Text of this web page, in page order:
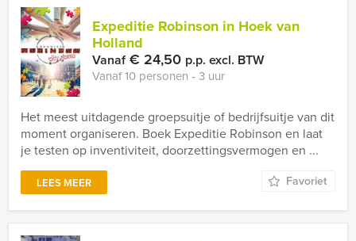
Expeditie Robinson in Hoek van
Holland
Vanaf€ 24,50 p.p. excl. BTW
Vanaf 10 personen ‐ 3 uur
Het meest uitdagende groepsuitje of bedrijfsuitje van dit
moment organiseren. Boek Expeditie Robinson en laat
je testen op inventiviteit, doorzettingsvermogen en ...
LEES MEER Favoriet